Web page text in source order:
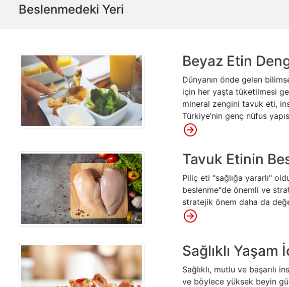
Beslenmedeki Yeri
Beyaz Etin
Dünyanın önde gelen
için her yaşta tüketilmesi
mineral zengini tavuk eti,
Türkiye’nin genç nüfus
Tavuk Etinin
Piliç eti "sağlığa yararlı"
beslenme"de önemli ve
stratejik önem daha da
Sağlıklı
Sağlıklı, mutlu ve başarılı
ve böylece yüksek beyin